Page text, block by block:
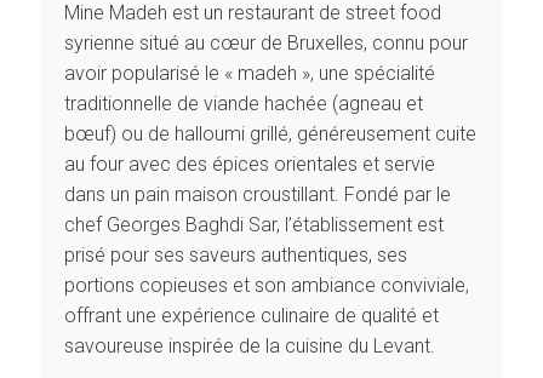
Mine Madeh est un restaurant de street food
syrienne situé au cœur de Bruxelles, connu pour
avoir popularisé le « madeh », une spécialité
traditionnelle de viande hachée (agneau et
bœuf) ou de halloumi grillé, généreusement cuite
au four avec des épices orientales et servie
dans un pain maison croustillant. Fondé par le
chef Georges Baghdi Sar, l’établissement est
prisé pour ses saveurs authentiques, ses
portions copieuses et son ambiance conviviale,
offrant une expérience culinaire de qualité et
savoureuse inspirée de la cuisine du Levant.